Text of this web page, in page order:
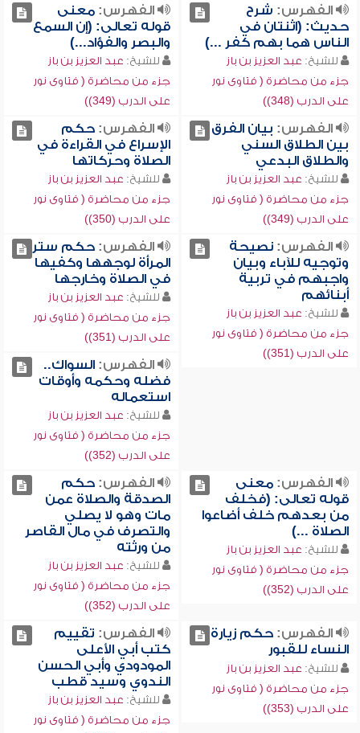
الفهرس: شرح
حديث: (اثنتان في
الناس هما بهم كفر ...)
للشيخ: عبد العزيز بن باز
جزء من محاضرة ( فتاوى نور
على الدرب (348))
الفهرس:معنى
قوله تعالى: (إن السمع
والبصر والفؤاد...)
للشيخ: عبد العزيز بن باز
جزء من محاضرة ( فتاوى نور
على الدرب (349))
الفهرس: بيان الفرق
بين الطلاق السني
والطلاق البدعي
للشيخ: عبد العزيز بن باز
جزء من محاضرة ( فتاوى نور
على الدرب (349))
الفهرس:حكم
الإسراع في القراءة في
الصلاة وحركاتها
للشيخ: عبد العزيز بن باز
جزء من محاضرة ( فتاوى نور
على الدرب (350))
الفهرس:نصيحة
وتوجيه للآباء وبيان
واجبهم في تربية
أبنائهم
للشيخ: عبد العزيز بن باز
جزء من محاضرة ( فتاوى نور
على الدرب (351))
الفهرس:حكم ستر
المرأة لوجهها وكفيها
في الصلاة وخارجها
للشيخ: عبد العزيز بن باز
جزء من محاضرة ( فتاوى نور
على الدرب (351))
الفهرس:السواك..
فضله وحكمه وأوقات
استعماله
للشيخ: عبد العزيز بن باز
جزء من محاضرة ( فتاوى نور
على الدرب (352))
الفهرس:معنى
قوله تعالى: (فخلف
من بعدهم خلف أضاعوا
الصلاة ...)
للشيخ: عبد العزيز بن باز
جزء من محاضرة ( فتاوى نور
على الدرب (352))
الفهرس:حكم
الصدقة والصلاة عمن
مات وهو لا يصلي
والتصرف في مال القاصر
من ورثته
للشيخ: عبد العزيز بن باز
جزء من محاضرة ( فتاوى نور
على الدرب (352))
الفهرس:حكم زيارة
النساء للقبور
للشيخ: عبد العزيز بن باز
جزء من محاضرة ( فتاوى نور
على الدرب (353))
الفهرس: تقييم
كتب أبي الأعلى
المودودي وأبي الحسن
الندوي وسيد قطب
للشيخ: عبد العزيز بن باز
جزء من محاضرة ( فتاوى نور